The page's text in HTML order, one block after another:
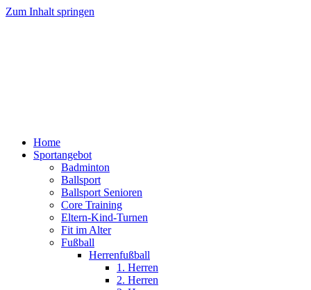
Zum Inhalt springen
Home
Sportangebot
Badminton
Ballsport
Ballsport Senioren
Core Training
Eltern-Kind-Turnen
Fit im Alter
Fußball
Herrenfußball
1. Herren
2. Herren